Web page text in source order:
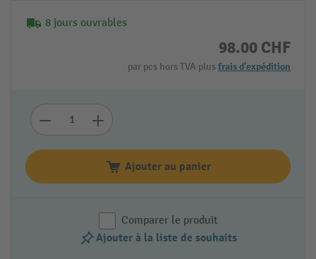
8 jours ouvrables
98.00 CHF
par pcs hors TVA plus frais d'expédition
Ajouter au panier
Comparer le produit
Ajouter à la liste de souhaits